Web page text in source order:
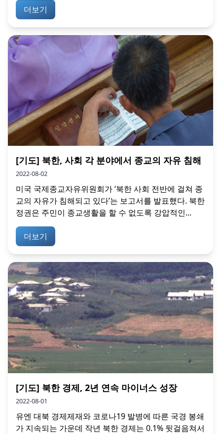
더보기
[기도] 북한, 사회 각 분야에서 종교의 자유 침해
2022-08-02
미국 국제종교자유위원회가 ‘북한 사회 전반에 걸쳐 종
교의 자유가 침해되고 있다’는 보고서를 발표했다. 북한
정권은 주민이 종교생활을 할 수 없도록 강압적인...
더보기
[기도] 북한 경제, 2년 연속 마이너스 성장
2022-08-01
유엔 대북 경제제재와 코로나19 발병에 따른 국경 봉쇄
가 지속되는 가운데 작년 북한 경제는 0.1% 뒷걸음쳐서